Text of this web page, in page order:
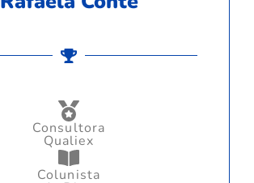
Consultora
Qualiex
Colunista